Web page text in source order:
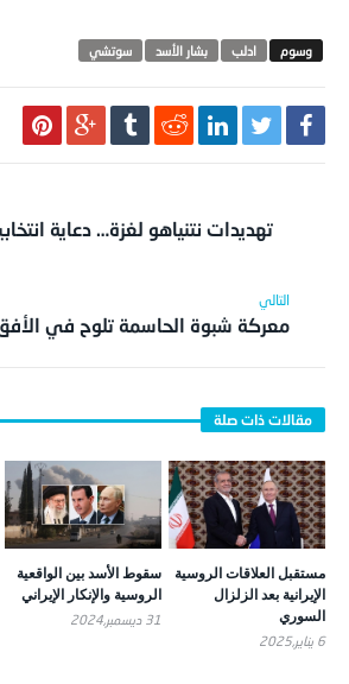
ادلب بشار الأسد سوتشي
تهديدات نتنياهو لغزة… دعاية
معركة شبوة الحاسمة تلوح في
مستقبل العلاقات الروسية
الإيرانية بعد الزلزال
السوري
6 يناير,2025
سقوط الأسد بين الواقعية
الروسية والإنكار الإيراني
31 ديسمبر,2024